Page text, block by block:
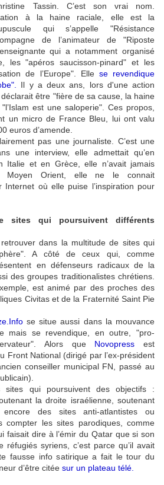
Tassin. C’est son vrai nom.
à la haine raciale, elle est la
qui s’appelle "Résistance
de l’animateur de "Riposte
qui a notamment organisé
les "apéros saucisson-pinard" et les
de l’Europe". Elle se revendique
Il y a deux ans, lors d'une action
être "fière de sa cause, la haine
est une saloperie". Ces propos,
un micro de France Bleu, lui ont valu
euros d’amende.
pas une journaliste. C’est une
une interview, elle admettait qu’en
Italie et en Grèce, elle n’avait jamais
Moyen Orient, elle ne le connait
Internet où elle puise l’inspiration pour
sites qui poursuivent différents
dans la multitude de sites qui
A côté de ceux qui, comme
en défenseurs radicaux de la
des groupes traditionalistes chrétiens.
est animé par des proches des
Civitas et de la Fraternité Saint Pie
se situe aussi dans la mouvance
mais se revendique, en outre, "pro-
. Alors que Novopressest
Front National (dirigé par l’ex-président
conseiller municipal FN, passé au
sites qui poursuivent des objectifs :
la droite israélienne, soutenant
des sites anti-atlantistes ou
compter les sites parodiques, comme
faisait dire à l’émir du Qatar que si son
réfugiés syriens, c’est parce qu’il avait
fausse info satirique a fait le tour du
d’être citée sur un plateau télé